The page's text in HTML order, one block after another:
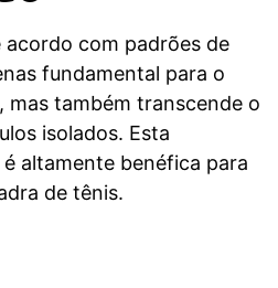
acordo com padrões de
fundamental para o
também transcende o
isolados. Esta
altamente benéfica para
de tênis.